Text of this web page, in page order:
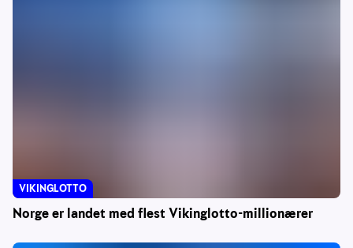
Norge er landet med flest Vikinglotto-millionærer
VIKINGLOTTO